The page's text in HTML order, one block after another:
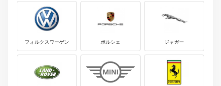
フォルクスワーゲン ポルシェ ジャガー